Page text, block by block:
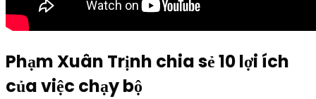
Phạm Xuân Trịnh chia sẻ 10 lợi ích
của việc chạy bộ